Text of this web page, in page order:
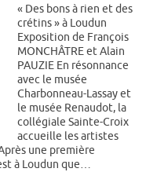
« Des bons à rien et des
crétins » à Loudun
Exposition de François
MONCHÂTRE et Alain
PAUZIE En résonnance
avec le musée
Charbonneau-Lassay et
le musée Renaudot, la
collégiale Sainte-Croix
accueille les artistes
une première
à Loudun que…